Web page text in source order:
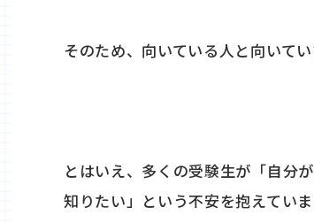
そのため、向いている人と向いて
とはいえ、多くの受験生が「自分
知りたい」という不安を抱えていま